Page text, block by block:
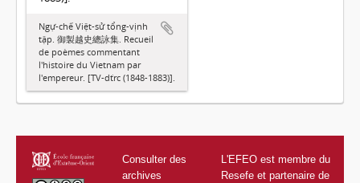
Ngự-chế Việt-sử tổng-vịnh
tập. 御製越史總詠集. Recueil
de poèmes commentant
l'histoire du Vietnam par
l'empereur. [TV-dťrc (1848-1883)].
Consulter des
archives
L'EFEO est membre du
Resefe et partenaire de